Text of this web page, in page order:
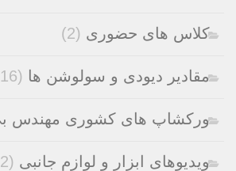
کلاس های حضوری (2)
مقادیر دیودی و سولوشن ها (16)
ورکشاپ های کشوری مهندس
ویدیوهای ابزار و لوازم جانبی (2)